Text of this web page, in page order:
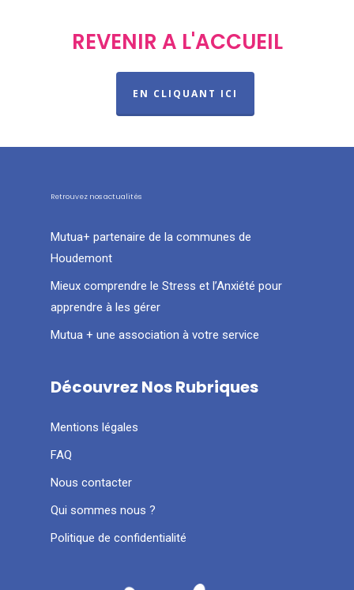
REVENIR A L'ACCUEIL
EN CLIQUANT ICI
Retrouvez nos actualités
Mutua+ partenaire de la communes de
Houdemont
Mieux comprendre le Stress et l’Anxiété pour
apprendre à les gérer
Mutua + une association à votre service
Découvrez Nos Rubriques
Mentions légales
FAQ
Nous contacter
Qui sommes nous ?
Politique de confidentialité